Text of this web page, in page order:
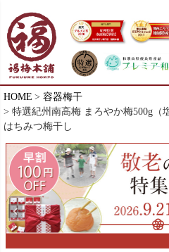
HOME
容器梅干
特選紀州南高梅 まろやか梅500g（
はちみつ梅干し